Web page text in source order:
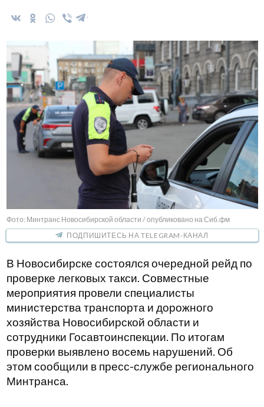
Фото: Минтранс Новосибирской области / опубликовано на Сиб.фм
ПОДПИШИТЕСЬ НА TELEGRAM-КАНАЛ
В Новосибирске состоялся очередной рейд по
проверке легковых такси. Совместные
мероприятия провели специалисты
министерства транспорта и дорожного
хозяйства Новосибирской области и
сотрудники Госавтоинспекции. По итогам
проверки выявлено восемь нарушений. Об
этом сообщили в пресс-службе регионального
Минтранса.